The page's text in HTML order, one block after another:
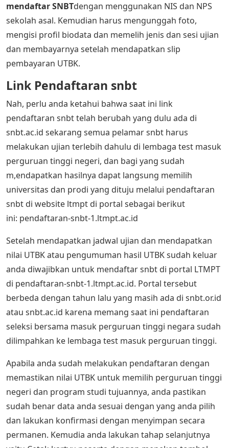
mendaftar SNBTdengan menggunakan NIS dan NPS
sekolah asal. Kemudian harus mengunggah foto,
mengisi profil biodata dan memelih jenis dan sesi ujian
dan membayarnya setelah mendapatkan slip
pembayaran UTBK.
Link Pendaftaran snbt
Nah, perlu anda ketahui bahwa saat ini link
pendaftaran snbt telah berubah yang dulu ada di
snbt.ac.id sekarang semua pelamar snbt harus
melakukan ujian terlebih dahulu di lembaga test masuk
perguruan tinggi negeri, dan bagi yang sudah
m,endapatkan hasilnya dapat langsung memilih
universitas dan prodi yang dituju melalui pendaftaran
snbt di website ltmpt di portal sebagai berikut
ini: pendaftaran-snbt-1.ltmpt.ac.id
Setelah mendapatkan jadwal ujian dan mendapatkan
nilai UTBK atau pengumuman hasil UTBK sudah keluar
anda diwajibkan untuk mendaftar snbt di portal LTMPT
di pendaftaran-snbt-1.ltmpt.ac.id. Portal tersebut
berbeda dengan tahun lalu yang masih ada di snbt.or.id
atau snbt.ac.id karena memang saat ini pendaftaran
seleksi bersama masuk perguruan tinggi negara sudah
dilimpahkan ke lembaga test masuk perguruan tinggi.
Apabila anda sudah melakukan pendaftaran dengan
memastikan nilai UTBK untuk memilih perguruan tinggi
negeri dan program studi tujuannya, anda pastikan
sudah benar data anda sesuai dengan yang anda pilih
dan lakukan konfirmasi dengan menyimpan secara
permanen. Kemudia anda lakukan tahap selanjutnya